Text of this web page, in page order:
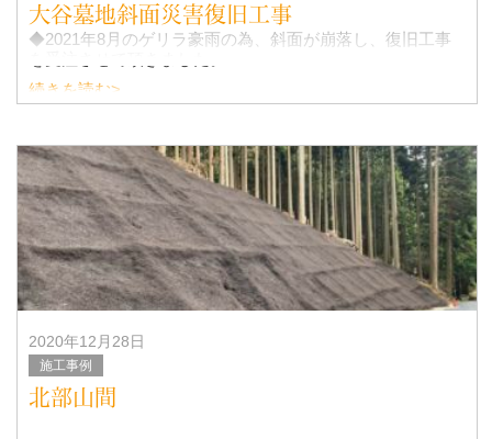
大谷墓地斜面災害復旧工事
◆2021年8月のゲリラ豪雨の為、斜面が崩落し、復旧工事
◆ドローン撮
続きを読む>
2020年12月28日
施工事例
北部山間